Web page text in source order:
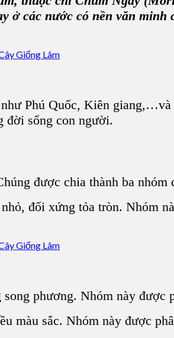
ở các nước có nền văn
Phú Quốc, Kiên
đời sống con người.
được chia thành ba nhóm
đối xứng tỏa tròn. Nhóm
song phương. Nhóm này
màu sắc. Nhóm này được